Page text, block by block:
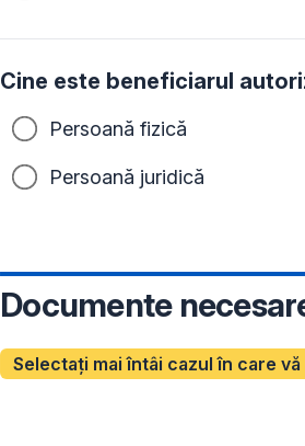
Cine este beneficiarul
Persoană fizică
Persoană juridică
Documente
Selectați mai întâi cazul în care